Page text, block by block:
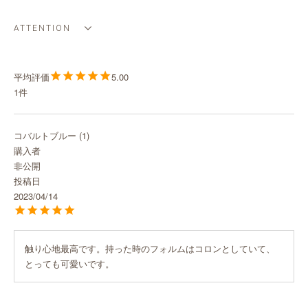
ATTENTION
5.00
1
コバルトブルー 1
購入者
非公開
投稿日
2023/04/14
触り心地最高です。持った時のフォルムはコロンとしていて、
とっても可愛いです。